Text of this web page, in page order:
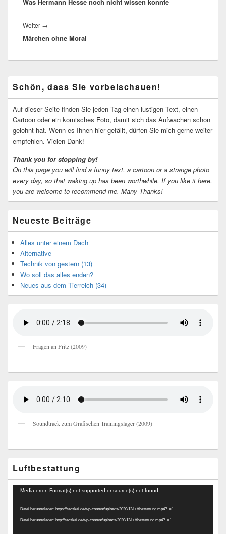
Weiter →
Beitrag:
Märchen ohne Moral
Seitenleisten-
Widgetbereich
Schön, dass Sie vorbeischauen!
Auf dieser Seite finden Sie jeden Tag einen lustigen Text, einen
Cartoon oder ein komisches Foto, damit sich das Aufwachen schon
gelohnt hat. Wenn es Ihnen hier gefällt, dürfen Sie mich gerne weiter
empfehlen. Vielen Dank!
Thank you for stopping by!
On this page you will find a funny text, a cartoon or a strange photo
every day, so that waking up has been worthwhile. If you like it here,
you are welcome to recommend me. Many Thanks!
Neueste Beiträge
Alles unter einem Dach
Alternative
Technik von gestern (13)
Wo soll das alles enden?
Neues aus dem Tierreich (34)
Fragen an Fritz (2009)
Soundtrack zum Grafischen Trainingslager (2009)
Luftbestattung
Video-
Media error: Format(s) not supported or source(s) not found
Datei herunterladen: https://racskai.de/wp-content/uploads/2020/12/Luftbestattung.mp4?_=1
Datei herunterladen: http://racskai.de/wp-content/uploads/2020/12/Luftbestattung.mp4?_=1